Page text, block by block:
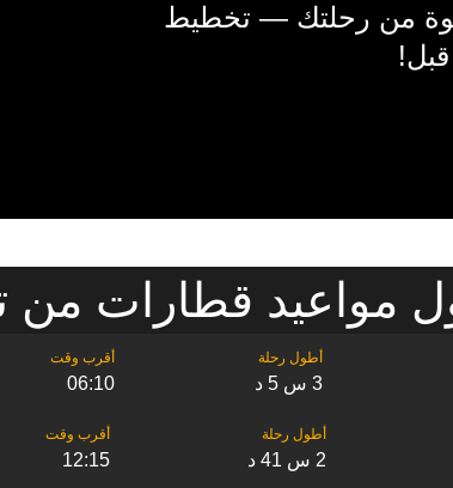
من رحلتك — تخطيط
مواعيد قطارات من
3 س 5 د 06:10
2 س 41 د 12:15